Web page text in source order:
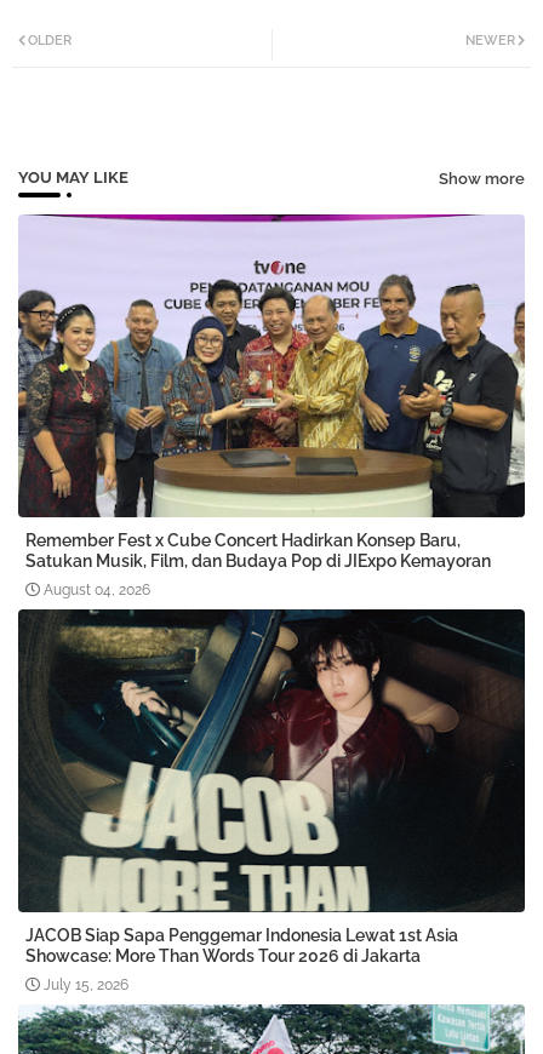
NEWER
OLDER
YOU MAY LIKE Show more
Remember Fest x Cube Concert Hadirkan Konsep Baru,
Satukan Musik, Film, dan Budaya Pop di JIExpo Kemayoran
August 04, 2026
JACOB Siap Sapa Penggemar Indonesia Lewat 1st Asia
Showcase: More Than Words Tour 2026 di Jakarta
July 15, 2026